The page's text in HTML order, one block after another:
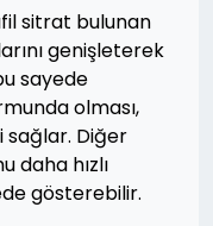
sitrat bulunan
genişleterek
sayede
olması,
sağlar. Diğer
daha hızlı
gösterebilir.